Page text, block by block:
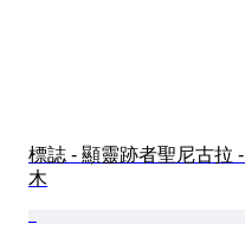
標誌 - 顯靈跡者聖尼古拉 -
木